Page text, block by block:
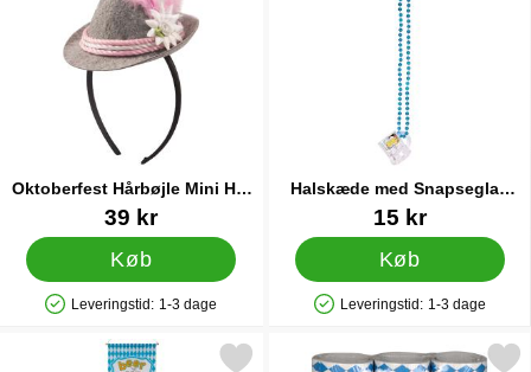
Oktoberfest Hårbøjle Mini Hat
Pink
Varenr 3810739 kr
Køb
Produkttilgængelighed: På lager
Leveringstid: 1-3 dage
Halskæde med Snapseglas
Oktoberfest
Varenr 3863915 kr
Køb
Produkttilgængelighed: På lager
Leveringstid: 1-3 dage
Markér oktoberfest Vertikal Flag Beer Fest som favorit
Markér oktoberfest